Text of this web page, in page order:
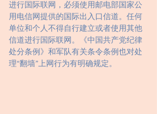
进行国际联网，必须使用邮电部国家公
用电信网提供的国际出入口信道。任何
单位和个人不得自行建立或者使用其他
信道进行国际联网。《中国共产党纪律
处分条例》和军队有关条令条例也对处
理“翻墙”上网行为有明确规定。